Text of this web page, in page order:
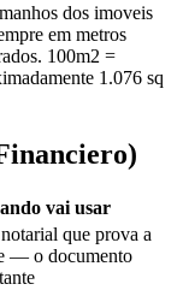
dos imoveis
em metros
100m2 =
1.076 sq
vai usar
que prova a
— o documento